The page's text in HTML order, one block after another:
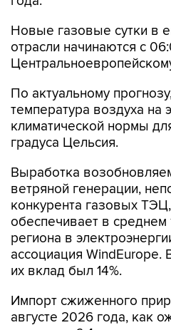
По актуальному
климатической нормы
градуса Цельсия.
Выработка
конкурента газовых
обеспечивает в среднем
региона в
ассоциация WindEurope.
их вклад был 14%.
Импорт сжиженного
составить 6,4 млн тонн,
годом ранее.